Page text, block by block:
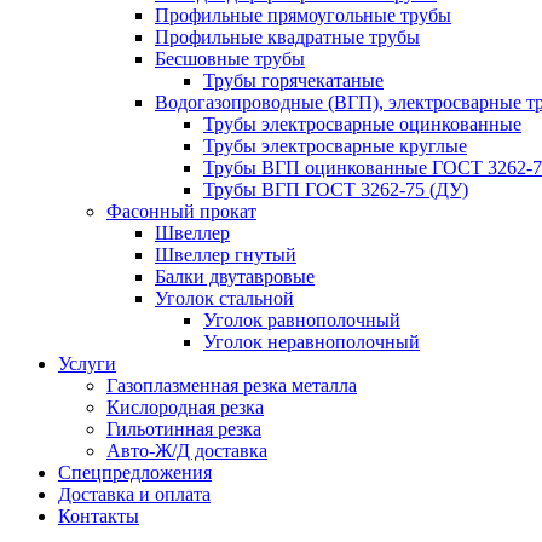
Профильные прямоугольные трубы
Профильные квадратные трубы
Бесшовные трубы
Трубы горячекатаные
Водогазопроводные (ВГП), электросварные
Трубы электросварные оцинкованные
Трубы электросварные круглые
Трубы ВГП оцинкованные ГОСТ 3262-
Трубы ВГП ГОСТ 3262-75 (ДУ)
Фасонный прокат
Швеллер
Швеллер гнутый
Балки двутавровые
Уголок стальной
Уголок равнополочный
Уголок неравнополочный
Услуги
Газоплазменная резка металла
Кислородная резка
Гильотинная резка
Авто-Ж/Д доставка
Спецпредложения
Доставка и оплата
Контакты